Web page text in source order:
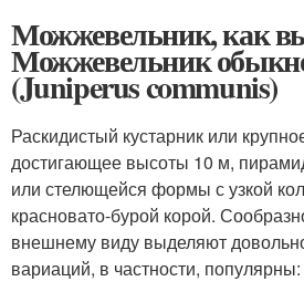
Можжевельник, как
Можжевельник
(Juniperus communis)
Раскидистый кустарник или
достигающее высоты 10 м,
или стелющейся формы с узкой
красновато-бурой корой.
внешнему виду выделяют
вариаций, в частности, популярны: